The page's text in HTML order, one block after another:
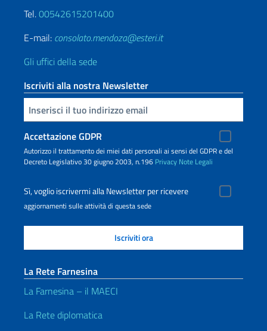
Tel.00542615201400
E-mail: consolato.mendoza@esteri.it
Gli uffici della sede
Iscriviti alla nostra Newsletter
Inserisci la tua email
Accettazione GDPR
Autorizzo il trattamento dei miei dati personali ai sensi del GDPR e del
Decreto Legislativo 30 giugno 2003, n.196 Privacy Note Legali
Sì, voglio iscrivermi alla Newsletter per ricevere
aggiornamenti sulle attività di questa sede
La Rete Farnesina
La Farnesina – il MAECI
La Rete diplomatica